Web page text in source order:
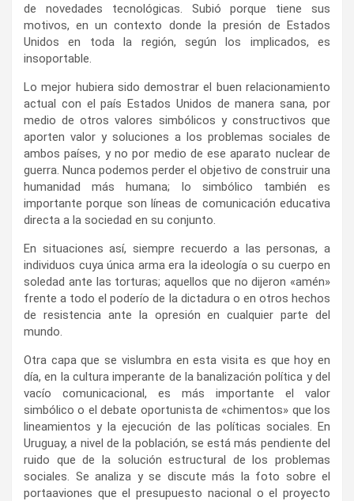
de novedades tecnológicas. Subió porque tiene sus
motivos, en un contexto donde la presión de Estados
Unidos en toda la región, según los implicados, es
insoportable.
​Lo mejor hubiera sido demostrar el buen relacionamiento
actual con el país Estados Unidos de manera sana, por
medio de otros valores simbólicos y constructivos que
aporten valor y soluciones a los problemas sociales de
ambos países, y no por medio de ese aparato nuclear de
guerra. Nunca podemos perder el objetivo de construir una
humanidad más humana; lo simbólico también es
importante porque son líneas de comunicación educativa
directa a la sociedad en su conjunto.
​En situaciones así, siempre recuerdo a las personas, a
individuos cuya única arma era la ideología o su cuerpo en
soledad ante las torturas; aquellos que no dijeron «amén»
frente a todo el poderío de la dictadura o en otros hechos
de resistencia ante la opresión en cualquier parte del
mundo.
​Otra capa que se vislumbra en esta visita es que hoy en
día, en la cultura imperante de la banalización política y del
vacío comunicacional, es más importante el valor
simbólico o el debate oportunista de «chimentos» que los
lineamientos y la ejecución de las políticas sociales. En
Uruguay, a nivel de la población, se está más pendiente del
ruido que de la solución estructural de los problemas
sociales. Se analiza y se discute más la foto sobre el
portaaviones que el presupuesto nacional o el proyecto